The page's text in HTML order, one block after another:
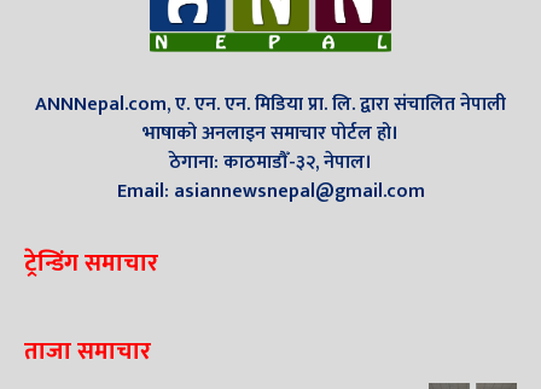
ANNNepal.com, ए. एन. एन. मिडिया प्रा. लि. द्वारा संचालित नेपाली
भाषाको अनलाइन समाचार पोर्टल हो।
ठेगाना: काठमाडौँ-३२, नेपाल।
Email: asiannewsnepal@gmail.com
ट्रेन्डिंग समाचार
ताजा समाचार